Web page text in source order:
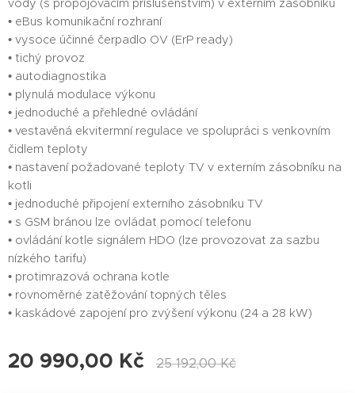
vody (s propojovacím příslušenstvím) v externím zásobníku
• eBus komunikační rozhraní
• vysoce účinné čerpadlo OV (ErP ready)
• tichý provoz
• autodiagnostika
• plynulá modulace výkonu
• jednoduché a přehledné ovládání
• vestavěná ekvitermní regulace ve spolupráci s venkovním
čidlem teploty
• nastavení požadované teploty TV v externím zásobníku na
kotli
• jednoduché připojení externího zásobníku TV
• s GSM bránou lze ovládat pomocí telefonu
• ovládání kotle signálem HDO (lze provozovat za sazbu
nízkého tarifu)
• protimrazová ochrana kotle
• rovnoměrné zatěžování topných těles
• kaskádové zapojení pro zvýšení výkonu (24 a 28 kW)
20 990,00 Kč 25 192,00Kč